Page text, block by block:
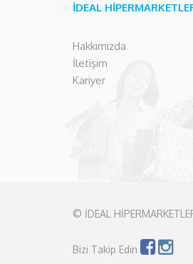
İDEAL
Hakkımızda
İletişim
Kariyer
© İDEAL
Bizi Takip Edin